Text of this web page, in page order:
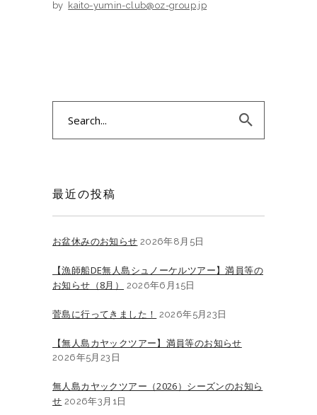
by kaito-yumin-club@oz-group.jp
最近の投稿
お盆休みのお知らせ 2026年8月5日
【漁師船DE無人島シュノーケルツアー】満員等の
お知らせ（8月）
2026年6月15日
菅島に行ってきました！ 2026年5月23日
【無人島カヤックツアー】満員等のお知らせ
2026年5月23日
無人島カヤックツアー（2026）シーズンのお知ら
せ 2026年3月1日